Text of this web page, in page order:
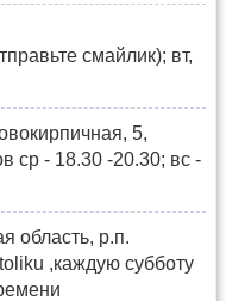
смайлик); вт,
5,
ср - 18.30 -20.30; вс -
область, р.п.
,каждую субботу